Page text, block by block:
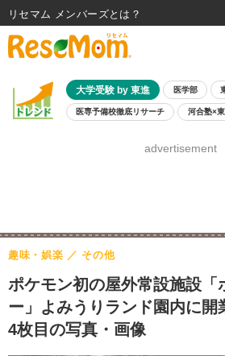
大学受験 by 東進 医学部
医専予備校徹底リサーチ 河合塾×
8月開催学校説明会・相談会
advertisement
ポケモン初の屋外常設施設「
ー」よみうりランド園内に開
4枚目の写真・画像
趣味・娯楽 その他
リセマム メンバーズ